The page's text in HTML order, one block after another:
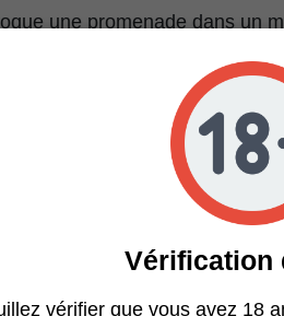
une promenade dans un
qui rend chaque bouffée
de l’AK
Colombienne x
Principalement Sativa
Vérification
vérifier que vous avez 18